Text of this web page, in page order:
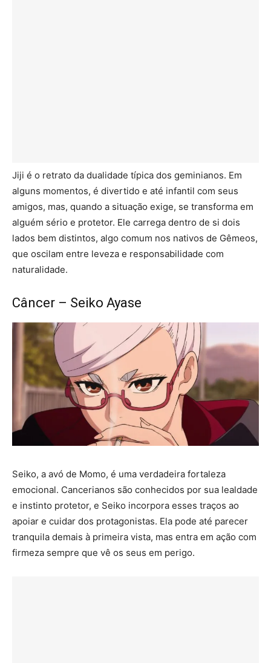
Jiji é o retrato da dualidade típica dos geminianos. Em
alguns momentos, é divertido e até infantil com seus
amigos, mas, quando a situação exige, se transforma em
alguém sério e protetor. Ele carrega dentro de si dois
lados bem distintos, algo comum nos nativos de Gêmeos,
que oscilam entre leveza e responsabilidade com
naturalidade.
Câncer – Seiko Ayase
Seiko, a avó de Momo, é uma verdadeira fortaleza
emocional. Cancerianos são conhecidos por sua lealdade
e instinto protetor, e Seiko incorpora esses traços ao
apoiar e cuidar dos protagonistas. Ela pode até parecer
tranquila demais à primeira vista, mas entra em ação com
firmeza sempre que vê os seus em perigo.